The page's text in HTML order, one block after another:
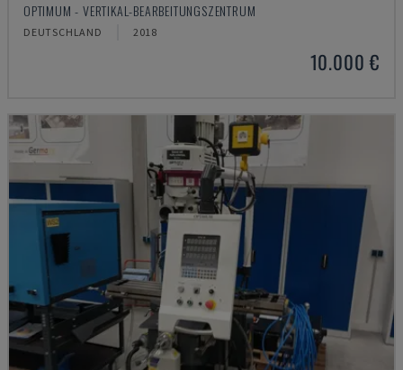
OPTIMUM - VERTIKAL-BEARBEITUNGSZENTRUM
DEUTSCHLAND 2018
10.000 €